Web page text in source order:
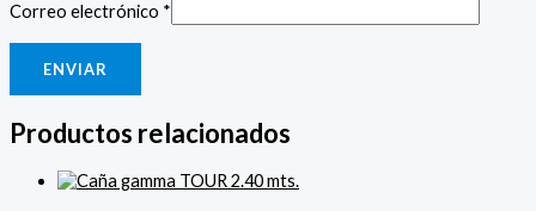
Correo electrónico *
Productos relacionados